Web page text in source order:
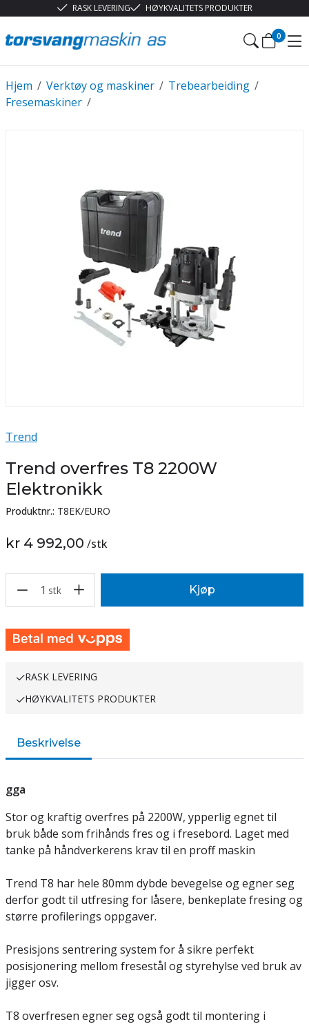
RASK LEVERING HØYKVALITETS PRODUKTER
0
/
Hjem /
Verktøy og maskiner /
Trebearbeiding
/
Fresemaskiner
Trend
Trend overfres T8 2200W
Elektronikk
Produktnr.: T8EK/EURO
kr 4 992,00 /stk
1 stk Kjøp
RASK LEVERING
HØYKVALITETS PRODUKTER
Beskrivelse
gga
Stor og kraftig overfres på 2200W, ypperlig egnet til
bruk både som frihånds fres og i fresebord. Laget med
tanke på håndverkerens krav til en proff maskin
Trend T8 har hele 80mm dybde bevegelse og egner seg
derfor godt til utfresing for låsere, benkeplate fresing og
større profilerings oppgaver.
Presisjons sentrering system for å sikre perfekt
posisjonering mellom fresestål og styrehylse ved bruk av
jigger osv.
T8 overfresen egner seg også godt til montering i